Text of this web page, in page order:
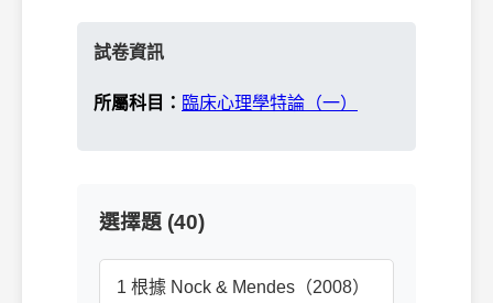
試卷資訊
所屬科目： 臨床心理學特論（一）
選擇題 (40)
1 根據 Nock & Mendes（2008）